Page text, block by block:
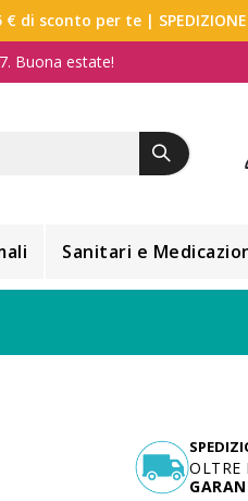
€ di sconto per te |
Buona estate!
Sanitari e